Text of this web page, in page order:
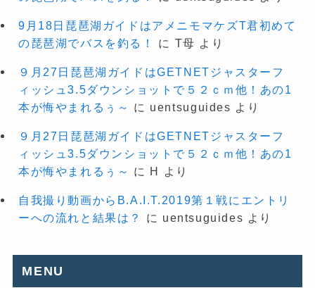
9月18日琵琶湖ガイドはアメニモマケズT君初めて
の琵琶湖でバスを釣る！
に T母 より
９月27日琵琶湖ガイドはGETNETジャスターフ
ィッシュ3.5ダウンショットで５２ｃｍ他！あの1
本が悔やまれるぅ～
に uentsuguides より
９月27日琵琶湖ガイドはGETNETジャスターフ
ィッシュ3.5ダウンショットで５２ｃｍ他！あの1
本が悔やまれるぅ～
に H より
自我撮り動画からB.A.I.T.2019第１戦にエントリ
ーへの流れと結果は？
に uentsuguides より
MENU